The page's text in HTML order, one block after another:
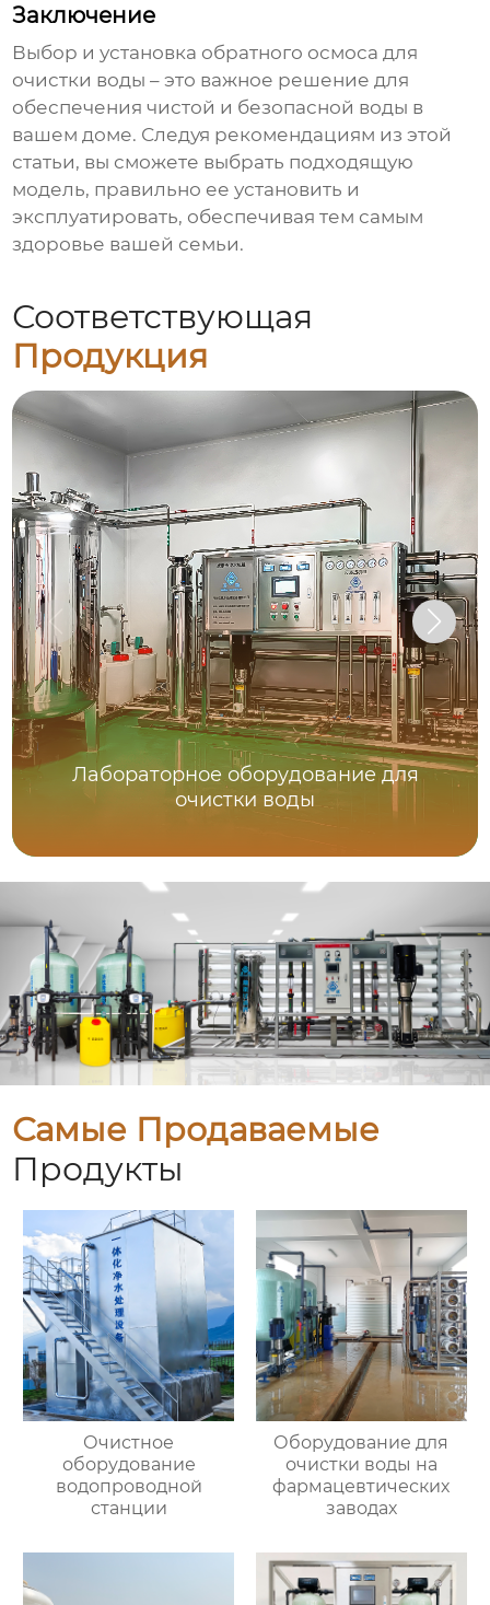
Заключение
Выбор и установка обратного осмоса для
очистки воды – это важное решение для
обеспечения чистой и безопасной воды в
вашем доме. Следуя рекомендациям из этой
статьи, вы сможете выбрать подходящую
модель, правильно ее установить и
эксплуатировать, обеспечивая тем самым
здоровье вашей семьи.
Соответствующая
Продукция
Лабораторное оборудование для
очистки воды
Самые Продаваемые
Продукты
Очистное
оборудование
водопроводной
станции
Оборудование для
очистки воды на
фармацевтических
заводах